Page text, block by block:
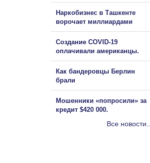
Наркобизнес в Ташкенте
ворочает миллиардами
Создание COVID-19
оплачивали американцы.
Как бандеровцы Берлин
брали
Мошенники «попросили» за
кредит $420 000.
Все новости...